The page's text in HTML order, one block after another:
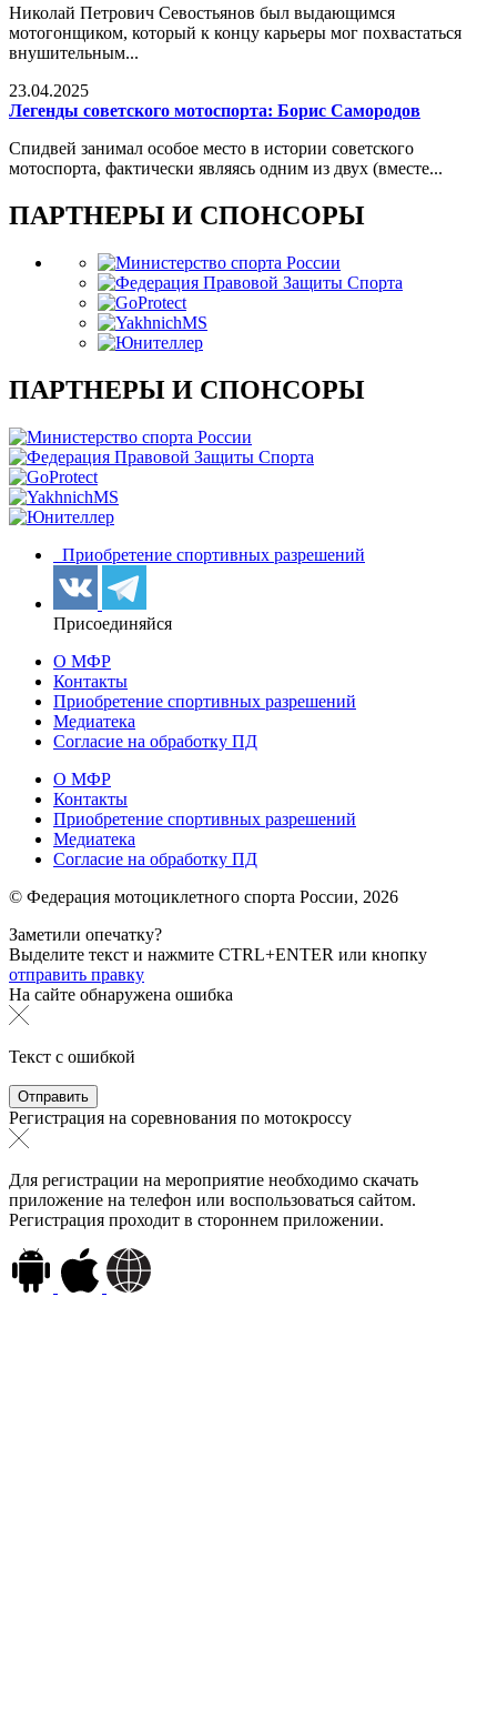
Николай Петрович Севостьянов был выдающимся
мотогонщиком, который к концу карьеры мог похвастаться
внушительным...
23.04.2025
Легенды советского мотоспорта: Борис Самородов
Спидвей занимал особое место в истории советского
мотоспорта, фактически являясь одним из двух (вместе...
ПАРТНЕРЫ И СПОНСОРЫ
ПАРТНЕРЫ И СПОНСОРЫ
Приобретение спортивных разрешений
Присоединяйся
О МФР
Контакты
Приобретение спортивных разрешений
Медиатека
Согласие на обработку ПД
О МФР
Контакты
Приобретение спортивных разрешений
Медиатека
Согласие на обработку ПД
© Федерация мотоциклетного спорта России, 2026
Заметили опечатку?
Выделите текст и нажмите CTRL+ENTER или кнопку
отправить правку
На сайте обнаружена ошибка
Текст с ошибкой
Регистрация на соревнования по мотокроссу
Для регистрации на мероприятие необходимо скачать
приложение на телефон или воспользоваться сайтом.
Регистрация проходит в стороннем приложении.